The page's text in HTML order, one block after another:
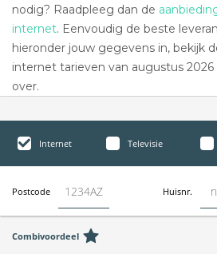
nodig? Raadpleeg dan de
internet. Eenvoudig de beste
hieronder jouw gegevens in, bekijk
internet tarieven van augustus 2026
over.
Internet Televisie
Postcode Huisnr.
Combivoordeel